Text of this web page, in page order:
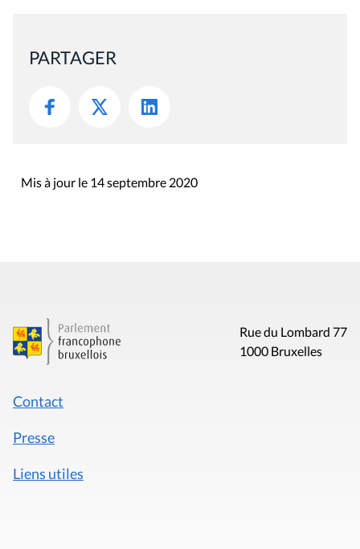
PARTAGER
Mis à jour le 14 septembre 2020
Rue du Lombard 77
1000 Bruxelles
Contact
Presse
Liens utiles